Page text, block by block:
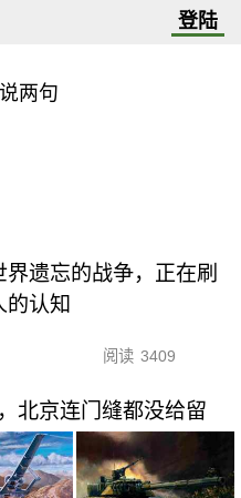
登陆
两句
界遗忘的战争，正在刷
的认知
阅读 3409
北京连门缝都没给留